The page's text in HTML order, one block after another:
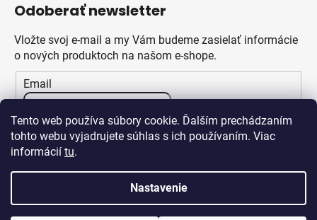
Tento web používa súbory cookie. Ďalším prechádzaním
tohto webu vyjadrujete súhlas s ich používaním. Viac
informácií tu.
Nastavenie
Odoberať newsletter
Vložte svoj e-mail a my Vám budeme zasielať informácie
o nových produktoch na našom e-shope.
Email
Vložením e-mailu súhlasíte spodmienkami ochrany
osobných údajov
PRIHLÁSIŤ SA